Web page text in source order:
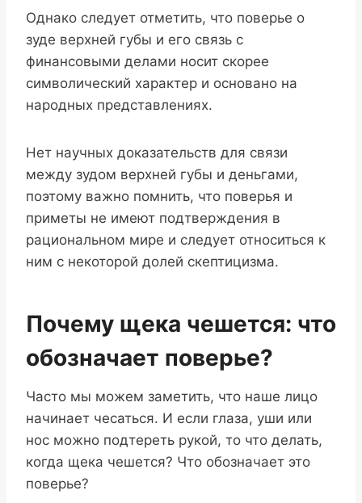
Однако следует отметить, что поверье о
зуде верхней губы и его связь с
финансовыми делами носит скорее
символический характер и основано на
народных представлениях.
Нет научных доказательств для связи
между зудом верхней губы и деньгами,
поэтому важно помнить, что поверья и
приметы не имеют подтверждения в
рациональном мире и следует относиться к
ним с некоторой долей скептицизма.
Почему щека чешется: что
обозначает поверье?
Часто мы можем заметить, что наше лицо
начинает чесаться. И если глаза, уши или
нос можно подтереть рукой, то что делать,
когда щека чешется? Что обозначает это
поверье?